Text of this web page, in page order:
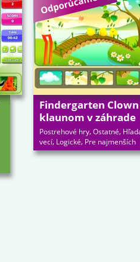
Findergarten Clown
klaunom v záhrade
Postrehové hry,Ostatné,
vecí, Logické, Pre najmenších